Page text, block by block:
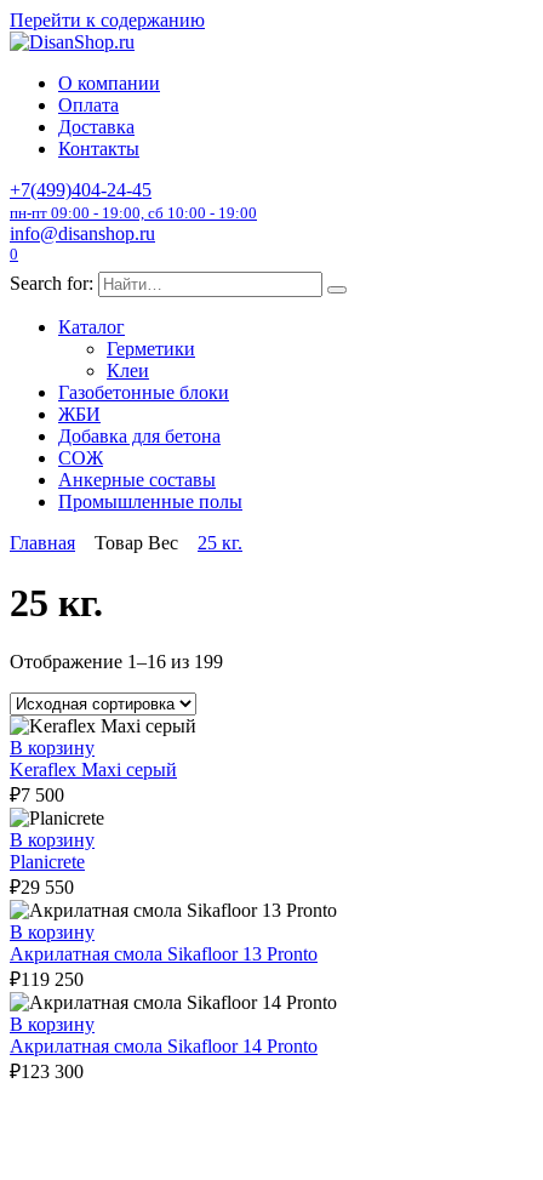
Перейти к содержанию
О компании
Оплата
Доставка
Контакты
+7(499)404-24-45
пн-пт 09:00 - 19:00, сб 10:00 - 19:00
info@disanshop.ru
0
Search for:
Каталог
Герметики
Клеи
Газобетонные блоки
ЖБИ
Добавка для бетона
СОЖ
Анкерные составы
Промышленные полы
Главная
Товар Вес 25 кг.
25 кг.
Отображение 1–16 из 199
В корзину
Keraflex Maxi серый
₽7 500
В корзину
Planicrete
₽29 550
В корзину
Акрилатная смола Sikafloor 13 Pronto
₽119 250
В корзину
Акрилатная смола Sikafloor 14 Pronto
₽123 300